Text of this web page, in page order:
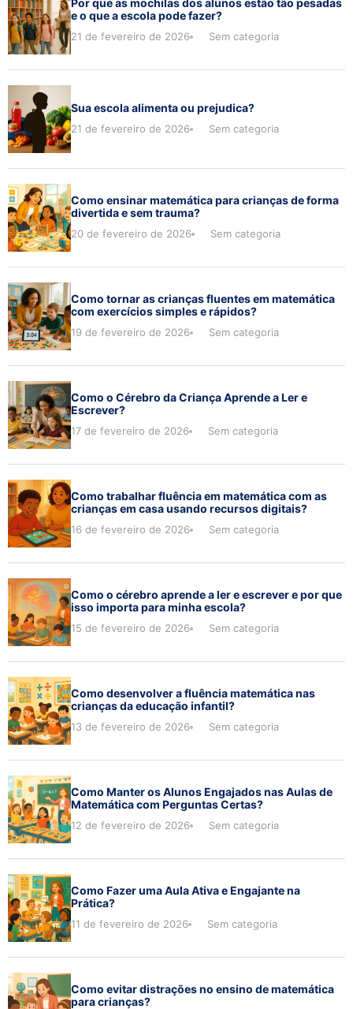
Por que as mochilas dos alunos estão tão pesadas
e o que a escola pode fazer?
21 de fevereiro de 2026 Sem categoria
Sua escola alimenta ou prejudica?
21 de fevereiro de 2026 Sem categoria
Como ensinar matemática para crianças de forma
divertida e sem trauma?
20 de fevereiro de 2026 Sem categoria
Como tornar as crianças fluentes em matemática
com exercícios simples e rápidos?
19 de fevereiro de 2026 Sem categoria
Como o Cérebro da Criança Aprende a Ler e
Escrever?
17 de fevereiro de 2026 Sem categoria
Como trabalhar fluência em matemática com as
crianças em casa usando recursos digitais?
16 de fevereiro de 2026 Sem categoria
Como o cérebro aprende a ler e escrever e por que
isso importa para minha escola?
15 de fevereiro de 2026 Sem categoria
Como desenvolver a fluência matemática nas
crianças da educação infantil?
13 de fevereiro de 2026 Sem categoria
Como Manter os Alunos Engajados nas Aulas de
Matemática com Perguntas Certas?
12 de fevereiro de 2026 Sem categoria
Como Fazer uma Aula Ativa e Engajante na
Prática?
11 de fevereiro de 2026 Sem categoria
Como evitar distrações no ensino de matemática
para crianças?